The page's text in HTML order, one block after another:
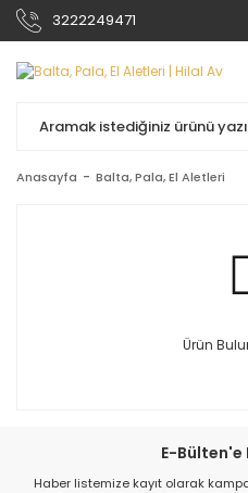
3222249471
Anasayfa Balta, Pala, El Aletleri
Ürün
E-Bülten'e
Haber listemize kayıt olarak